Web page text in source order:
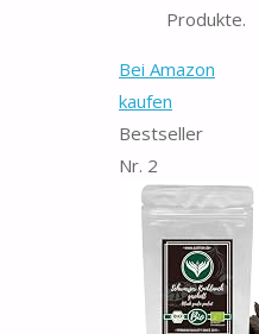
Produkte.
Bei Amazon
kaufen
Bestseller
Nr. 2